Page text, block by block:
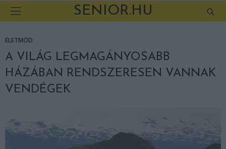
SENIOR.HU
ÉLETMÓD
A VILÁG LEGMAGÁNYOSABB
HÁZÁBAN RENDSZERESEN VANNAK
VENDÉGEK